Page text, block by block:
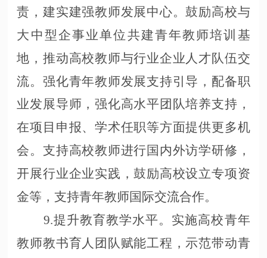
责，建实建强教师发展中心。鼓励高校与
大中型企事业单位共建青年教师培训基
地，推动高校教师与行业企业人才队伍交
流。强化青年教师发展支持引导，配备职
业发展导师，强化高水平团队培养支持，
在项目申报、学术任职等方面提供更多机
会。支持高校教师进行国内外访学研修，
开展行业企业实践，鼓励高校设立专项资
金等，支持青年教师国际交流合作。
9.提升教育教学水平。实施高校青年
教师教书育人团队赋能工程，示范带动青